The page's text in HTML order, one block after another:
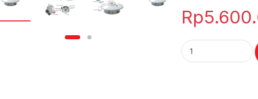
Rp
Pyranometer sensor